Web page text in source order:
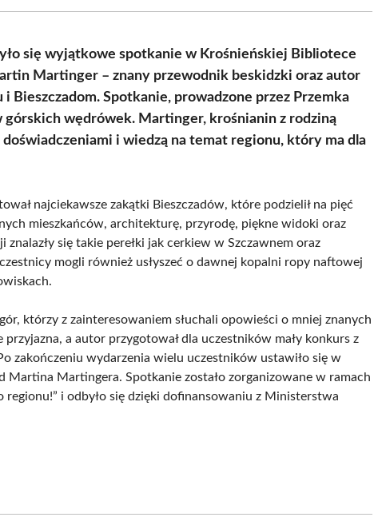
(Twitter)
się wyjątkowe spotkanie w Krośnieńskiej Bibliotece
Martinger – znany przewodnik beskidzki oraz autor
Bieszczadom. Spotkanie, prowadzone przez Przemka
górskich wędrówek. Martinger, krośnianin z rodziną
doświadczeniami i wiedzą na temat regionu, który ma dla
najciekawsze zakątki Bieszczadów, które podzielił na pięć
mieszkańców, architekturę, przyrodę, piękne widoki oraz
się takie perełki jak cerkiew w Szczawnem oraz
mogli również usłyszeć o dawnej kopalni ropy naftowej
którzy z zainteresowaniem słuchali opowieści o mniej znanych
a autor przygotował dla uczestników mały konkurs z
zakończeniu wydarzenia wielu uczestników ustawiło się w
Martina Martingera. Spotkanie zostało zorganizowane w ramach
i odbyło się dzięki dofinansowaniu z Ministerstwa